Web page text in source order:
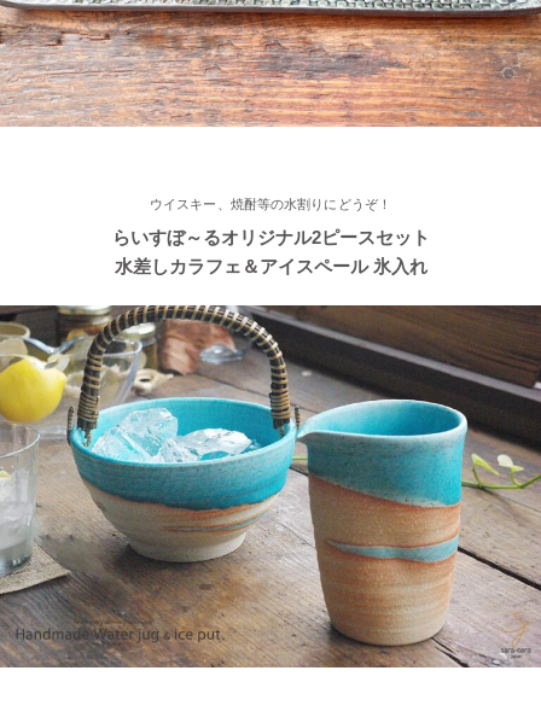
2022/11/12
≪おすすめ≫ あったか鍋をお楽しみください♪とんすい小鉢がつ
いたお鍋セットです。
≪新着商品≫ たっぷりお父さん湯飲み 南蛮カラー♪そろそろ温か
い飲み物が欲しくなりますね！
2022/11/09
≪人気商品≫ 焼き魚がおいしい季節ですね♪長角皿はぴったりの
アイテムです！
2022/11/09
≪おすすめ≫ お料理メニューを選ばない すごい和食器セット
光沢ある真っ黒な和モダン食器 ポカポカ春さくらの舞桜 24ピー
ス家族セット
ウイスキー、焼酎等の水割りにどうぞ！
らいすぼ～るオリジナル2ピースセット
水差しカラフェ＆アイスペール 氷入れ